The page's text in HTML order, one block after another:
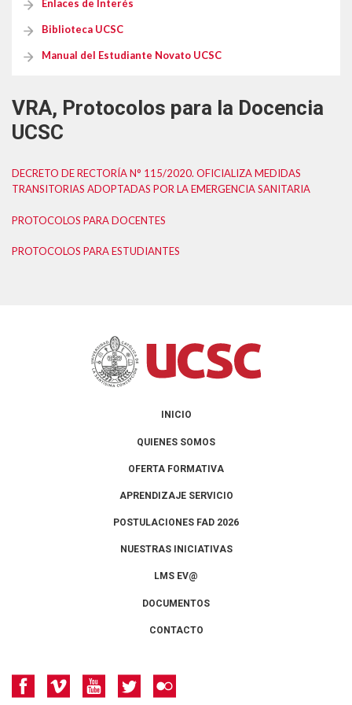
Formularios Ev@
VRA, Protocolos para la Docencia
UCSC
DECRETO DE RECTORÍA N° 115/2020. OFICIALIZA MEDIDAS
TRANSITORIAS ADOPTADAS POR LA EMERGENCIA SANITARIA
PROTOCOLOS PARA DOCENTES
PROTOCOLOS PARA ESTUDIANTES
Enlaces de Interés
Biblioteca UCSC
Manual del Estudiante Novato UCSC
INICIO
QUIENES SOMOS
OFERTA FORMATIVA
APRENDIZAJE SERVICIO
POSTULACIONES FAD 2026
NUESTRAS INICIATIVAS
LMS EV@
DOCUMENTOS
CONTACTO